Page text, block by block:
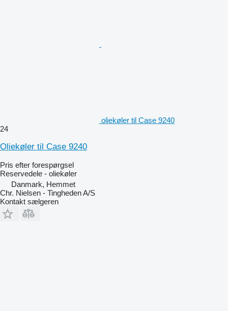
oliekøler til Case 9240
24
Oliekøler til Case 9240
Pris efter forespørgsel
Reservedele - oliekøler
Danmark, Hemmet
Chr. Nielsen - Tingheden A/S
Kontakt sælgeren